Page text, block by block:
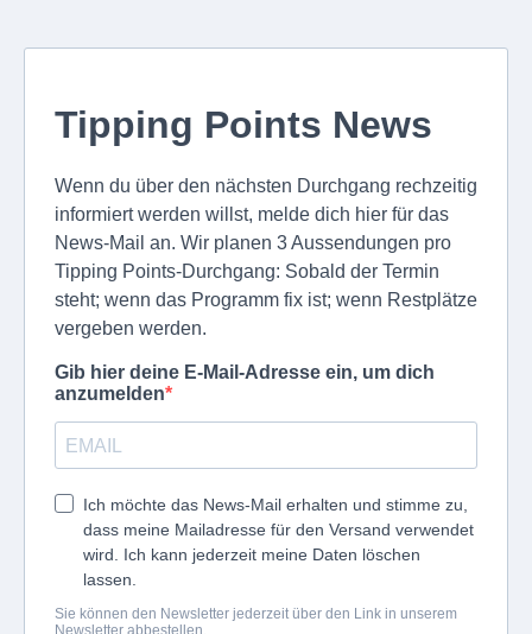
Tipping Points News
Wenn du über den nächsten Durchgang rechzeitig
informiert werden willst, melde dich hier für das
News-Mail an. Wir planen 3 Aussendungen pro
Tipping Points-Durchgang: Sobald der Termin
steht; wenn das Programm fix ist; wenn Restplätze
vergeben werden.
Gib hier deine E-Mail-Adresse ein, um dich
anzumelden
Ich möchte das News-Mail erhalten und stimme zu,
dass meine Mailadresse für den Versand verwendet
wird. Ich kann jederzeit meine Daten löschen
lassen.
Sie können den Newsletter jederzeit über den Link in unserem
Newsletter abbestellen.